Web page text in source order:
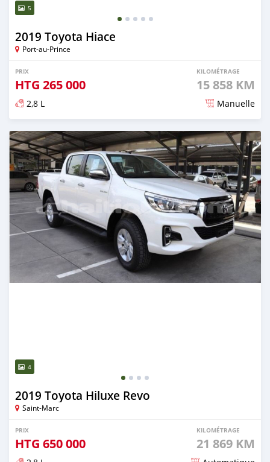
5
2019 Toyota Hiace
Port-au-Prince
PRIX
HTG 265 000
KILOMÉTRAGE
15 858 KM
2,8 L Manuelle
Publié il y a presque 2 ans
4
2019 Toyota Hiluxe Revo
Saint-Marc
PRIX
HTG 650 000
KILOMÉTRAGE
21 869 KM